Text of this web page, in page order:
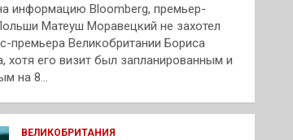
информацию Bloomberg, премьер-
Матеуш Моравецкий не захотел
премьера Великобритании Бориса
хотя его визит был запланированным и
на 8…
ВЕЛИКОБРИТАНИЯ